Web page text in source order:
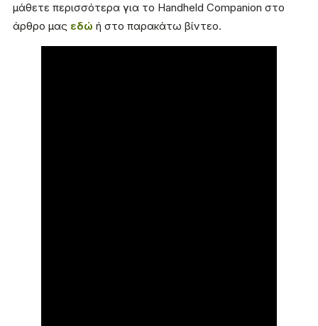
μάθετε περισσότερα για το Handheld Companion στο
άρθρο μας εδώ ή στο παρακάτω βίντεο.